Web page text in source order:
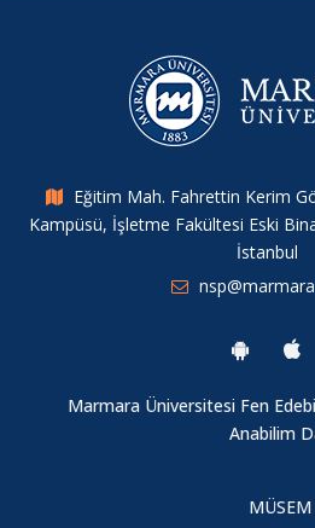
IHSA Konferansı 2025
Merkez Araştırmacımızdan Yeni Bir
Eğitim Mah. Fahrettin Kerim
Kampüsü, İşletme Fakültesi Eski
İstanbul
Marmara Üniversitesi Fen
Anabilim
MÜSEM